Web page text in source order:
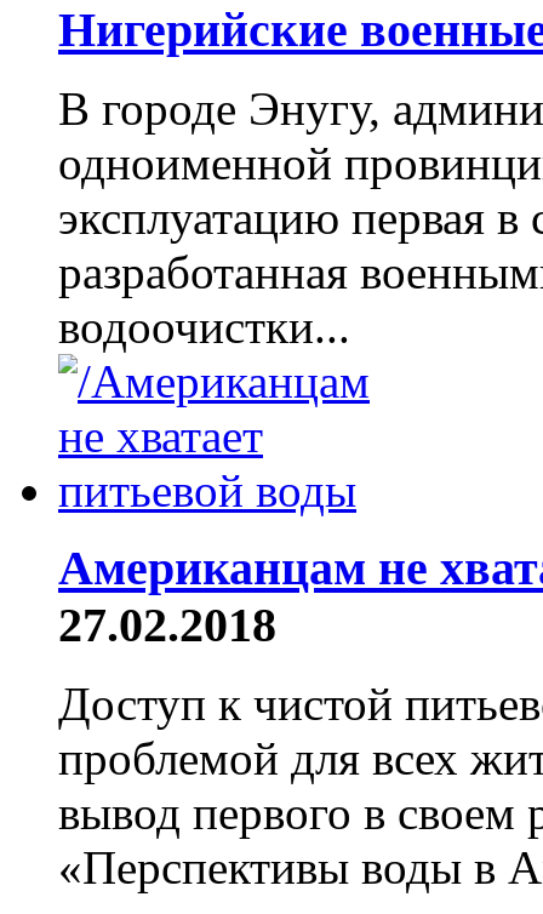
Нигерийские
В городе Энугу,
одноименной
эксплуатацию первая в
разработанная
водоочистки...
Американцам не
27.02.2018
Доступ к чистой
проблемой для всех
вывод первого в своем
«Перспективы воды в